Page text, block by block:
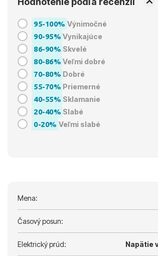
95-100% Výnimočné
90-95% Vynikajúce
86-90% Skvelé
80-86% Veľmi dobré
70-80% Dobré
55-70% Priemerné
40-55% Sklamanie
20-40% Slabé
0-20% Veľmi slabé
Mena:
Časový posun:
Elektrický prúd: Napätie